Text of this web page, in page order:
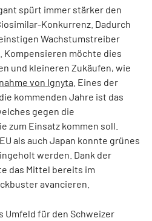
spürt immer stärker den
Konkurrenz. Dadurch
Wachstumstreiber
Kompensieren möchte dies
und kleineren Zukäufen, wie
von Ignyta . Eines der
kommenden Jahre ist das
gegen die
zum Einsatz kommen soll.
als auch Japan konnte grünes
werden. Dank der
das Mittel bereits im
avancieren.
Umfeld für den Schweizer